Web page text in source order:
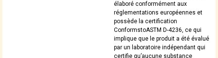
élaboré conformément aux
réglementations européennes et
possède la certification
ConformstoASTM D-4236, ce qui
implique que le produit a été évalué
par un laboratoire indépendant qui
certifie qu’aucune substance